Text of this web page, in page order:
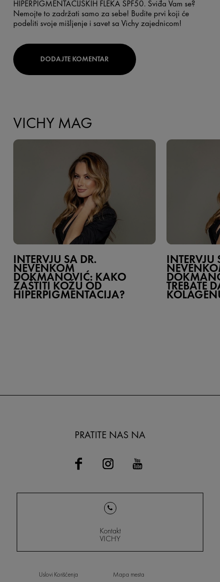
HIPERPIGMENTACIJSKIH FLEKA SPF50. Sviđa Vam se?
Nemojte to zadržati samo za sebe! Budite prvi koji će
podeliti svoje mišljenje i savet sa Vichy zajednicom!
DODAJTE KOMENTAR
VICHY MAG
INTERVJU SA DR.
NEVENKOM
DOKMANOVIĆ: KAKO
ZAŠTITI KOŽU OD
HIPERPIGMENTACIJA?
INTERVJU
TREBATE
PRATITE NAS NA
Kontakt
VICHY
Uslovi Korišćenja Mapa mesta